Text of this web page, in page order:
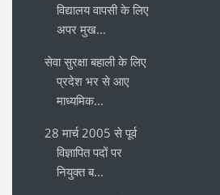
विद्यालय वापसी के लिए
अपर मुख...
सेवा सुरक्षा बहाली के लिए
प्रदेश भर से आए
माध्यमिक...
28 मार्च 2005 से पूर्व
विज्ञापित पदों पर
नियुक्त ब...